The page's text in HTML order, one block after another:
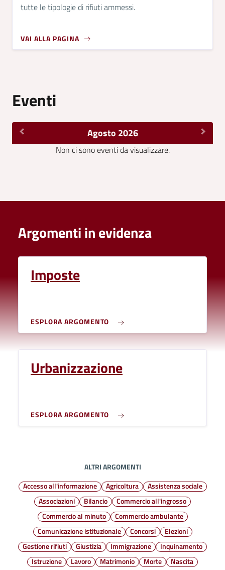
tutte le tipologie di rifiuti ammessi.
VAI ALLA PAGINA
Eventi
Agosto 2026
Non ci sono eventi da visualizzare.
Argomenti in evidenza
Imposte
ESPLORA ARGOMENTO
Urbanizzazione
ESPLORA ARGOMENTO
ALTRI ARGOMENTI
Accesso all'informazione
Agricoltura
Assistenza sociale
Associazioni
Bilancio
Commercio all'ingrosso
Commercio al minuto
Commercio ambulante
Comunicazione istituzionale
Concorsi
Elezioni
Gestione rifiuti
Giustizia Immigrazione
Inquinamento
Istruzione
Lavoro Matrimonio Morte
Nascita